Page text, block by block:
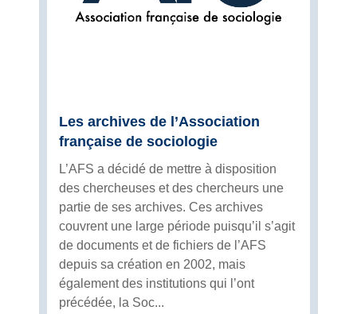
Les archives de l’Association
française de sociologie
L’AFS a décidé de mettre à disposition
des chercheuses et des chercheurs une
partie de ses archives. Ces archives
couvrent une large période puisqu’il s’agit
de documents et de fichiers de l’AFS
depuis sa création en 2002, mais
également des institutions qui l’ont
précédée, la Soc...